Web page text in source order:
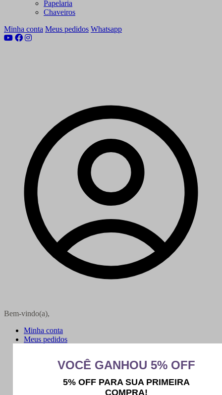
Papelaria
Chaveiros
Minha conta Meus pedidos Whatsapp
Bem-vindo(a),
Minha conta
Meus pedidos